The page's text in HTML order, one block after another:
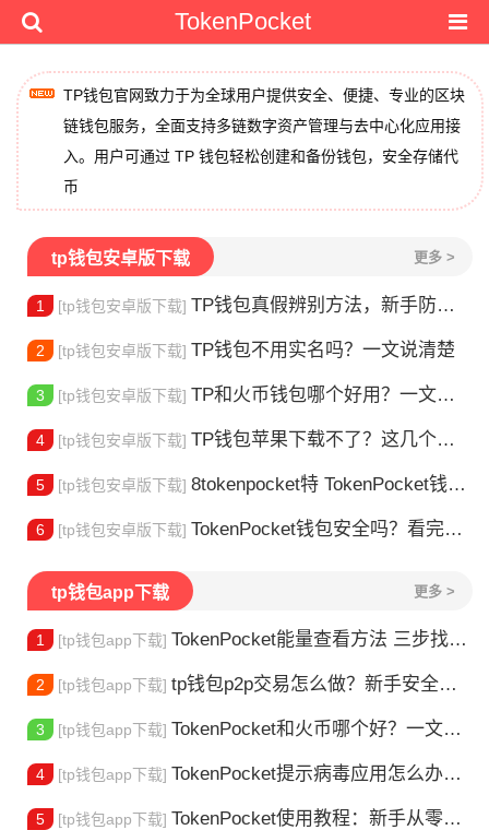
TokenPocket
TP钱包官网致力于为全球用户提供安全、便捷、专业的区块
链钱包服务，全面支持多链数字资产管理与去中心化应用接
入。用户可通过 TP 钱包轻松创建和备份钱包，安全存储代
币
tp钱包安卓版下载 更多 >
1 [tp钱包安卓版下载] TP钱包真假辨别方法，新手防骗指南
2 [tp钱包安卓版下载] TP钱包不用实名吗？一文说清楚
3 [tp钱包安卓版下载] TP和火币钱包哪个好用？一文帮你选对加密钱包
4 [tp钱包安卓版下载] TP钱包苹果下载不了？这几个原因你得知道
5 [tp钱包安卓版下载] 8tokenpocket特 TokenPocket钱包特色功能详解，新手老手都该知道
6 [tp钱包安卓版下载] TokenPocket钱包安全吗？看完这篇你就懂了
tp钱包app下载 更多 >
1 [tp钱包app下载] TokenPocket能量查看方法 三步找到TRX能量余额
2 [tp钱包app下载] tp钱包p2p交易怎么做？新手安全指南
3 [tp钱包app下载] TokenPocket和火币哪个好？一文帮你理清选择
4 [tp钱包app下载] TokenPocket提示病毒应用怎么办？原因全解析
5 [tp钱包app下载] TokenPocket使用教程：新手从零学会钱包操作